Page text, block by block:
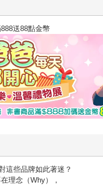
點金幣
些品牌如此著迷？
理念（Why），